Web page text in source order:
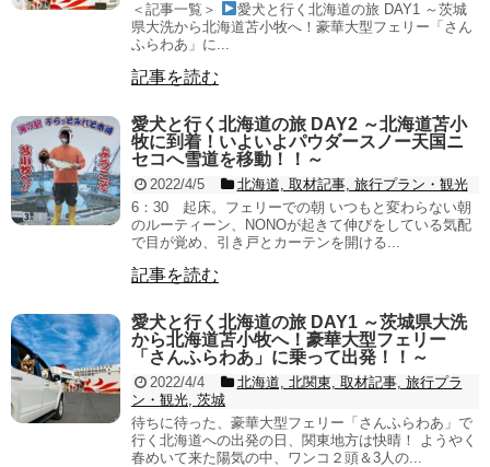
＜記事一覧＞
愛犬と行く北海道の旅 DAY1 ～茨城
県大洗から北海道苫小牧へ！豪華大型フェリー「さん
ふらわあ」に...
記事を読む
愛犬と行く北海道の旅 DAY2 ～北海道苫小
牧に到着！いよいよパウダースノー天国ニ
セコへ雪道を移動！！～
2022/4/5
北海道, 取材記事, 旅行プラン・観光
6：30 起床。フェリーでの朝 いつもと変わらない朝
のルーティーン、NONOが起きて伸びをしている気配
で目が覚め、引き戸とカーテンを開ける...
記事を読む
愛犬と行く北海道の旅 DAY1 ～茨城県大洗
から北海道苫小牧へ！豪華大型フェリー
「さんふらわあ」に乗って出発！！～
2022/4/4
北海道, 北関東, 取材記事, 旅行プラ
ン・観光, 茨城
待ちに待った、豪華大型フェリー「さんふらわあ」で
行く北海道への出発の日、関東地方は快晴！ ようやく
春めいて来た陽気の中、ワンコ２頭＆3人の...